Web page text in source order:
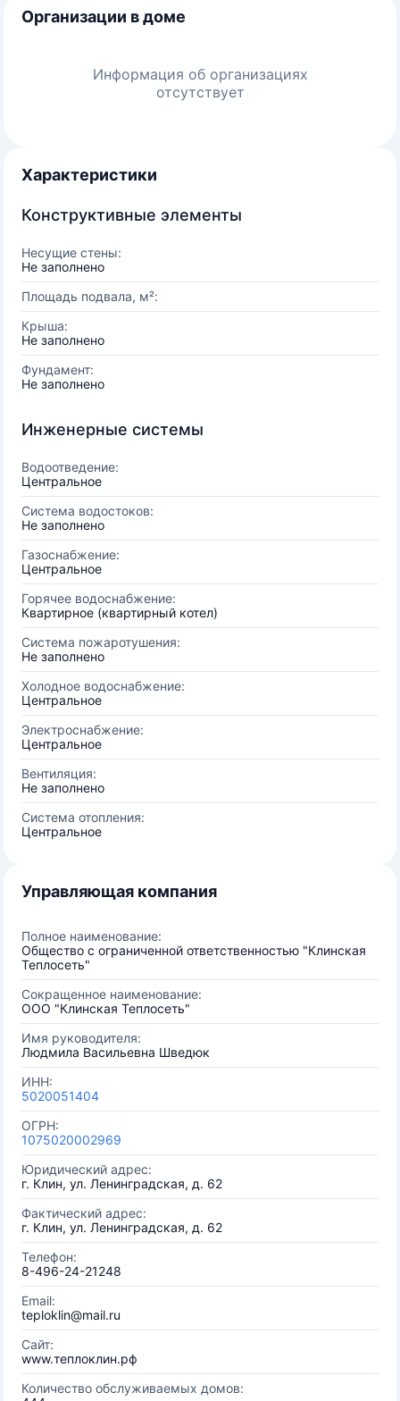
Организации в доме
Информация об организациях
отсутствует
Характеристики
Конструктивные элементы
Несущие стены:
Не заполнено
Площадь подвала, м²:
Крыша:
Не заполнено
Фундамент:
Не заполнено
Инженерные системы
Водоотведение:
Центральное
Система водостоков:
Не заполнено
Газоснабжение:
Центральное
Горячее водоснабжение:
Квартирное (квартирный котел)
Система пожаротушения:
Не заполнено
Холодное водоснабжение:
Центральное
Электроснабжение:
Центральное
Вентиляция:
Не заполнено
Система отопления:
Центральное
Управляющая компания
Полное наименование:
Общество с ограниченной ответственностью "Клинская
Теплосеть"
Сокращенное наименование:
ООО "Клинская Теплосеть"
Имя руководителя:
Людмила Васильевна Шведюк
ИНН:
5020051404
ОГРН:
1075020002969
Юридический адрес:
г. Клин, ул. Ленинградская, д. 62
Фактический адрес:
г. Клин, ул. Ленинградская, д. 62
Телефон:
8-496-24-21248
Email:
teploklin@mail.ru
Сайт:
www.теплоклин.рф
Количество обслуживаемых домов: